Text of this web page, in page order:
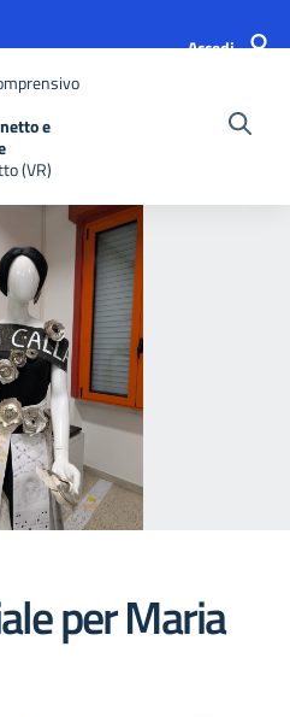
Accedi
e
(VR)
per Maria